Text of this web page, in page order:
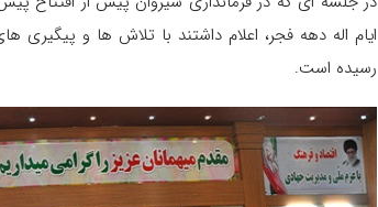
ایام اله دهه فجر، اعلام داشتند با تلاش ها و پیگیری
رسیده است.